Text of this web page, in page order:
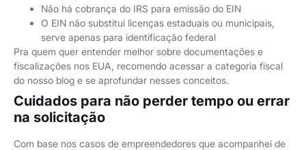
Não há cobrança do IRS para emissão do EIN
O EIN não substitui licenças estaduais ou municipais,
serve apenas para identificação federal
Pra quem quer entender melhor sobre documentações e
fiscalizações nos EUA, recomendo acessar a categoria fiscal
do nosso blog e se aprofundar nesses conceitos.
Cuidados para não perder tempo ou errar
na solicitação
Com base nos casos de empreendedores que acompanhei de